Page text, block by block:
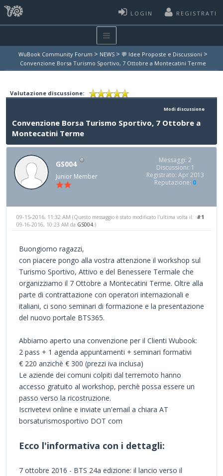
LOGIN REGISTRATI
WuBook Community Forum > NEWS > 💬 Idee Proposte e Discussioni >
Convenzione Borsa Turismo Sportivo, 7 Ottobre a Montecatini Terme
Valutazione discussione:
Modi discussione
Convenzione Borsa Turismo Sportivo, 7 Ottobre a
Montecatini Terme
GS004
Junior Member
Messaggi: 2
Discussioni: 1
Registrato: Apr 2013
Reputazione: 0
#1
09-15-2016, 11:32 AM (Questo messaggio è stato modificato l'ultima volta il:
09-16-2016, 10:23 AM da GS004 .)
Buongiorno ragazzi,
con piacere pongo alla vostra attenzione il workshop sul
Turismo Sportivo, Attivo e del Benessere Termale che
organizziamo il 7 Ottobre a Montecatini Terme. Oltre alla
parte di contrattazione con operatori internazionali e
italiani, ci sono seminari di formazione e la presentazione
del nuovo portale BTS365.
Abbiamo aperto una convenzione per il Clienti Wubook:
2 pass + 1 agenda appuntamenti + seminari formativi
€ 220 anzichè € 300 (prezzi iva inclusa)
Le aziende dei comuni colpiti dal terremoto hanno
accesso gratuito al workshop, perchè possa essere un
passo verso la ricostruzione.
Iscrivetevi online e inviate un'email a chiara AT
borsaturismosportivo DOT com
Ecco l'informativa con i dettagli:
7 ottobre 2016 - BTS 24a edizione: il lancio verso il